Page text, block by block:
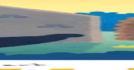
! Cette collection propose...